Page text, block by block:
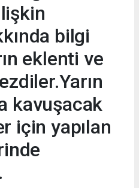
bilgi
eklenti ve
kavuşacak
için yapılan